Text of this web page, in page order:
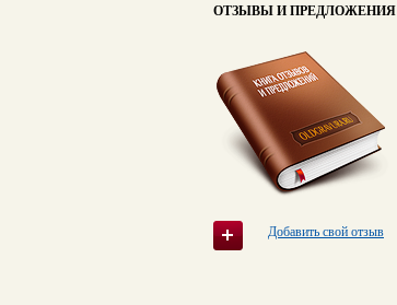
ОТЗЫВЫ И ПРЕДЛОЖЕНИЯ
Добавить свой отзыв